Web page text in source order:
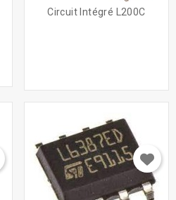
Circuit Intégré L200C